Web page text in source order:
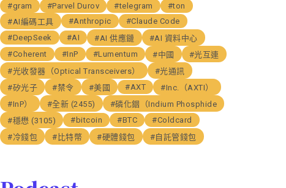
#gram #Parvel Durov #telegram
#ton
#AI編碼工具
#Anthropic
#Claude Code
#DeepSeek
#AI #AI 供應鏈
#AI 資料中心
#Coherent
#InP #Lumentum #中國
#光互連
#光收發器（Optical Transceivers）
#光通訊
#矽光子
#禁令 #美國 #AXT
#Inc.（AXTI）
#InP）
#全新 (2455)
#磷化銦（Indium Phosphide
#穩懋 (3105)
#bitcoin #BTC
#Coldcard
#冷錢包
#比特幣 #硬體錢包 #自託管錢包